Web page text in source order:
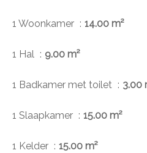
1 Woonkamer 14.00 m²
1 Hal 9.00 m²
1 Badkamer met toilet 3.00
1 Slaapkamer 15.00 m²
1 Kelder 15.00 m²